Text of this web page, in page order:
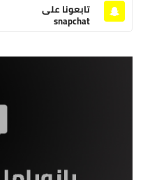
تابعونا على
snapchat